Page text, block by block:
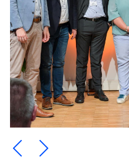
Ein Element zurück
Ein Element